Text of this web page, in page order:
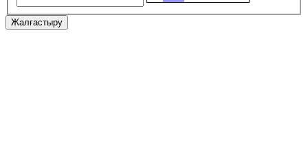
Жалғастыру